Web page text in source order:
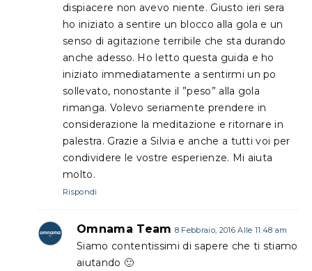
dispiacere non avevo niente. Giusto ieri sera
ho iniziato a sentire un blocco alla gola e un
senso di agitazione terribile che sta durando
anche adesso. Ho letto questa guida e ho
iniziato immediatamente a sentirmi un po
sollevato, nonostante il ”peso” alla gola
rimanga. Volevo seriamente prendere in
considerazione la meditazione e ritornare in
palestra. Grazie a Silvia e anche a tutti voi per
condividere le vostre esperienze. Mi aiuta
molto.
Rispondi
Omnama Team 8 Febbraio, 2016 Alle 11:48 am
Siamo contentissimi di sapere che ti stiamo
aiutando 🙂